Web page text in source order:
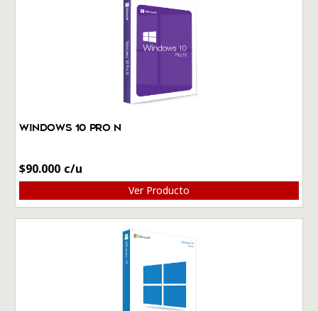
Windows 10 Pro N
$90.000
Ver Producto